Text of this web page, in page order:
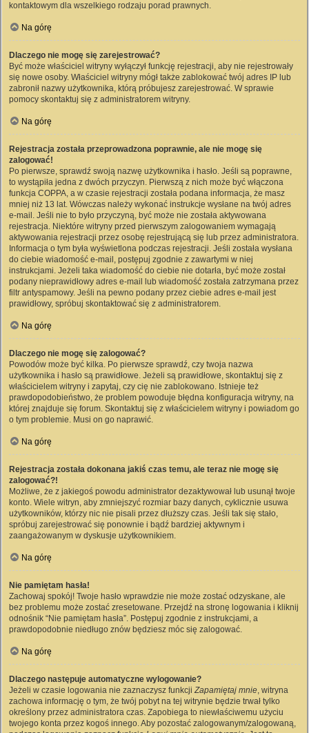
kontaktowym dla wszelkiego rodzaju porad prawnych.
Na górę
Dlaczego nie mogę się zarejestrować?
Być może właściciel witryny wyłączył funkcję rejestracji, aby nie rejestrowały
się nowe osoby. Właściciel witryny mógł także zablokować twój adres IP lub
zabronił nazwy użytkownika, którą próbujesz zarejestrować. W sprawie
pomocy skontaktuj się z administratorem witryny.
Na górę
Rejestracja została przeprowadzona poprawnie, ale nie mogę się
zalogować!
Po pierwsze, sprawdź swoją nazwę użytkownika i hasło. Jeśli są poprawne,
to wystąpiła jedna z dwóch przyczyn. Pierwszą z nich może być włączona
funkcja COPPA, a w czasie rejestracji została podana informacja, że masz
mniej niż 13 lat. Wówczas należy wykonać instrukcje wysłane na twój adres
e-mail. Jeśli nie to było przyczyną, być może nie została aktywowana
rejestracja. Niektóre witryny przed pierwszym zalogowaniem wymagają
aktywowania rejestracji przez osobę rejestrującą się lub przez administratora.
Informacja o tym była wyświetlona podczas rejestracji. Jeśli została wysłana
do ciebie wiadomość e-mail, postępuj zgodnie z zawartymi w niej
instrukcjami. Jeżeli taka wiadomość do ciebie nie dotarła, być może został
podany nieprawidłowy adres e-mail lub wiadomość została zatrzymana przez
filtr antyspamowy. Jeśli na pewno podany przez ciebie adres e-mail jest
prawidłowy, spróbuj skontaktować się z administratorem.
Na górę
Dlaczego nie mogę się zalogować?
Powodów może być kilka. Po pierwsze sprawdź, czy twoja nazwa
użytkownika i hasło są prawidłowe. Jeżeli są prawidłowe, skontaktuj się z
właścicielem witryny i zapytaj, czy cię nie zablokowano. Istnieje też
prawdopodobieństwo, że problem powoduje błędna konfiguracja witryny, na
której znajduje się forum. Skontaktuj się z właścicielem witryny i powiadom go
o tym problemie. Musi on go naprawić.
Na górę
Rejestracja została dokonana jakiś czas temu, ale teraz nie mogę się
zalogować?!
Możliwe, że z jakiegoś powodu administrator dezaktywował lub usunął twoje
konto. Wiele witryn, aby zmniejszyć rozmiar bazy danych, cyklicznie usuwa
użytkowników, którzy nic nie pisali przez dłuższy czas. Jeśli tak się stało,
spróbuj zarejestrować się ponownie i bądź bardziej aktywnym i
zaangażowanym w dyskusje użytkownikiem.
Na górę
Nie pamiętam hasła!
Zachowaj spokój! Twoje hasło wprawdzie nie może zostać odzyskane, ale
bez problemu może zostać zresetowane. Przejdź na stronę logowania i kliknij
odnośnik “Nie pamiętam hasła”. Postępuj zgodnie z instrukcjami, a
prawdopodobnie niedługo znów będziesz móc się zalogować.
Na górę
Dlaczego następuje automatyczne wylogowanie?
Jeżeli w czasie logowania nie zaznaczysz funkcjiZapamiętaj mnie, witryna
zachowa informację o tym, że twój pobyt na tej witrynie będzie trwał tylko
określony przez administratora czas. Zapobiega to niewłaściwemu użyciu
twojego konta przez kogoś innego. Aby pozostać zalogowanym/zalogowaną,